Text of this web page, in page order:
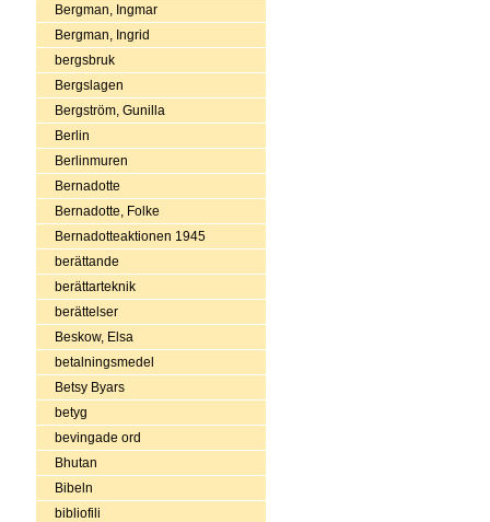
Bergman, Ingmar
Bergman, Ingrid
bergsbruk
Bergslagen
Bergström, Gunilla
Berlin
Berlinmuren
Bernadotte
Bernadotte, Folke
Bernadotteaktionen 1945
berättande
berättarteknik
berättelser
Beskow, Elsa
betalningsmedel
Betsy Byars
betyg
bevingade ord
Bhutan
Bibeln
bibliofili